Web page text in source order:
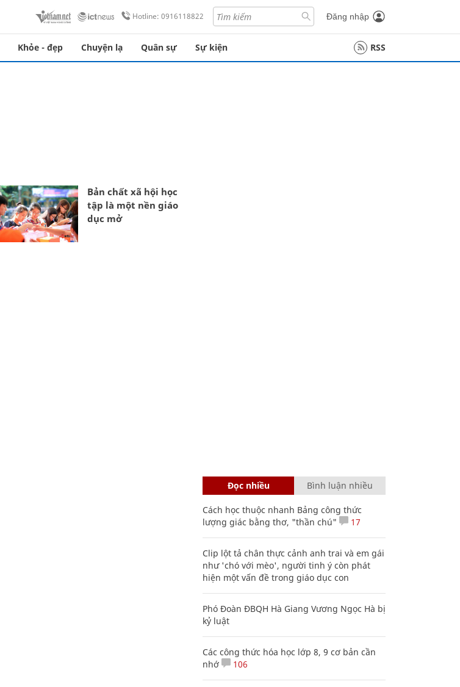
Hotline: 0916118822 Đăng nhập
Khỏe - đẹp Chuyện lạ Quân sự Sự kiện RSS
Bản chất xã hội học
tập là một nền giáo
dục mở
Đọc nhiều Bình luận nhiều
Cách học thuộc nhanh Bảng công thức
lượng giác bằng thơ, "thần chú"
17
Clip lột tả chân thực cảnh anh trai và em gái
như 'chó với mèo', người tinh ý còn phát
hiện một vấn đề trong giáo dục con
Phó Đoàn ĐBQH Hà Giang Vương Ngọc Hà bị
kỷ luật
Các công thức hóa học lớp 8, 9 cơ bản cần
nhớ
106